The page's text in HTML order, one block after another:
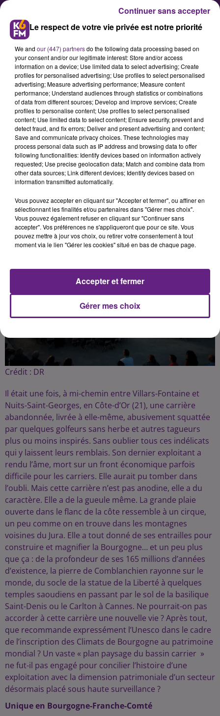
C’est parti pour le festival «
Street Art on the Roc »
Le festival artistique « Street Art on
the Roc » débute ce dimanche à « la
Karrière » située entre Nuits-Saint-
Georges et Villars Fontaine.
Publié : 18 août 2019 à 6h00 par la rédaction
Crédit : DR
Il était une fois, à mi-chemin entre Villars-Fontaine et
Nuits-Saint-Georges, en Côte-d’Or (21), une carrière
abandonnée, livrée à elle-même, abusivement squattée
par quelques golfeurs sans herbe et autres tagueurs
plus ou moins inspirés. Sans oublier tous ces indélicats
qui y laissent leurs remblais. Son dernier exploitant a
rendu l’âme, mort sur un front économique parfois
difficile pour les carriers. Elle aurait pu tomber dans
l’oubli. Mais cette carrière n’est pas anodine, elle a du
caractère. Elle a de la gueule même. La grande plaie
ouverte dans le flanc de la côte ressemble à un cirque,
un peu comme on en trouve dans les montagnes
voisines du Jura. Elle a tout donné de ses entrailles pour
construire et magnifier la Bourgogne… et un peu plus
que ça : de la profondeur de ses 165 millions d’années
d’existence, la pierre de Comblanchien rayonne sur le
monde, du socle de la statue de la Liberté à quelques
temples saoudiens en passant par le sol de la basilique
Saint-Denis ou le Carlton à Cannes. Ne pourrait-on pas
accorder à cette carrière une nouvelle vie ? Après tout,
que recommande expressément l’Unesco dans le cadre
de l’inscription des Climats de Bourgogne au patrimoine
mondial ? Un vaste « plan paysage du bassin carrier »
ne fut-il pas engagé pour concilier l’histoire d’une
exploitation avec la dimension patrimoniale d’un secteur
désormais placé sous haute surveillance ?
Unique en Bourgogne-Franche-Comté
Le respect de votre vie privée est notre priorité
We and our (447) partnersdo the following data processing based on
your consent and/or our legitimate interest: Store and/or access
information on a device; Use limited data to select advertising; Create
profiles for personalised advertising; Use profiles to select personalised
advertising; Measure advertising performance; Measure content
performance; Understand audiences through statistics or combinations
of data from different sources; Develop and improve services; Create
profiles to personalise content; Use profiles to select personalised
content; Use limited data to select content; Ensure security, prevent and
detect fraud, and fix errors; Deliver and present advertising and content;
Save and communicate privacy choices. These technologies may
process personal data such as IP address and browsing data to offer
following functionalities: Identify devices based on information actively
requested; Use precise geolocation data; Match and combine data from
other data sources; Link different devices; Identify devices based on
information transmitted automatically.
Vous pouvez accepter en cliquant sur "Accepter et fermer", ou affiner en
sélectionnant les finalités et/ou partenaires dans "Gérer mes choix".
Vous pouvez également refuser en cliquant sur "Continuer sans
accepter". Vos préférences ne s'appliqueront que pour ce site. Vous
pouvez mettre à jour vos choix, ou retirer votre consentement à tout
moment via le lien "Gérer les cookies" situé en bas de chaque page.
Gérer mes choix
Accepter et fermer
Continuer sans accepter